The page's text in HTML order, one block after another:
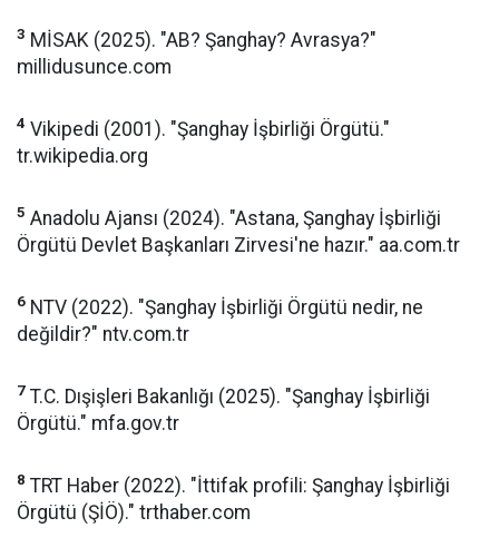
3 MİSAK (2025). "AB? Şanghay? Avrasya?"
millidusunce.com
4 Vikipedi (2001). "Şanghay İşbirliği Örgütü."
tr.wikipedia.org
5 Anadolu Ajansı (2024). "Astana, Şanghay İşbirliği
Örgütü Devlet Başkanları Zirvesi'ne hazır." aa.com.tr
6 NTV (2022). "Şanghay İşbirliği Örgütü nedir, ne
değildir?" ntv.com.tr
7 T.C. Dışişleri Bakanlığı (2025). "Şanghay İşbirliği
Örgütü." mfa.gov.tr
8 TRT Haber (2022). "İttifak profili: Şanghay İşbirliği
Örgütü (ŞİÖ)." trthaber.com